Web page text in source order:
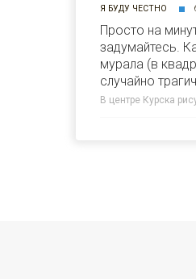
Я БУДУ ЧЕСТНО
Просто на
задумайтесь.
мурала (в
случайно